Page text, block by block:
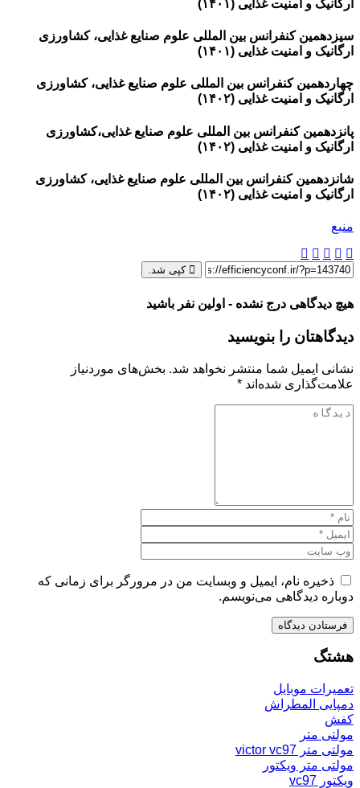
ارگانیک و امنیت غذایی (۱۴۰۱)
سیزدهمین کنفرانس بین المللی علوم صنایع غذایی، کشاورزی
ارگانیک و امنیت غذایی (۱۴۰۱)
چهاردهمین کنفرانس بین المللی علوم صنایع غذایی، کشاورزی
ارگانیک و امنیت غذایی (۱۴۰۲)
پانزدهمین کنفرانس بین المللی علوم صنایع غذایی،کشاورزی
ارگانیک و امنیت غذایی (۱۴۰۲)
شانزدهمین کنفرانس بین المللی علوم صنایع غذایی، کشاورزی
ارگانیک و امنیت غذایی (۱۴۰۲)
منبع
کپی شد.
هیچ دیدگاهی درج نشده - اولین نفر باشید
دیدگاهتان را بنویسید
نشانی ایمیل شما منتشر نخواهد شد. بخش‌های موردنیاز
علامت‌گذاری شده‌اند *
ذخیره نام، ایمیل و وبسایت من در مرورگر برای زمانی که
دوباره دیدگاهی می‌نویسم.
هشتگ
تعمیرات موبایل
دمپایی المطراش
کفش
مولتی متر
مولتی متر victor vc97
مولتی متر ویکتور
ویکتور vc97